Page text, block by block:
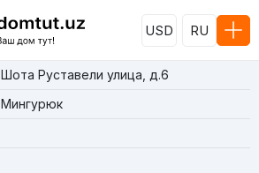
USD RU
Шота Руставели улица, д.6
Мингурюк